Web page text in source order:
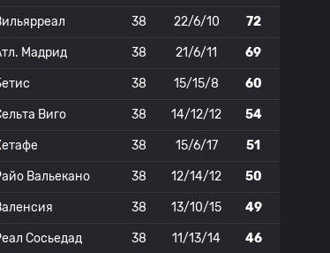
38 22/6/10 72
Мадрид 38 21/6/11 69
38 15/15/8 60
Виго 38 14/12/12 54
38 15/6/17 51
Вальекано 38 12/14/12 50
38 13/10/15 49
Сосьедад 38 11/13/14 46